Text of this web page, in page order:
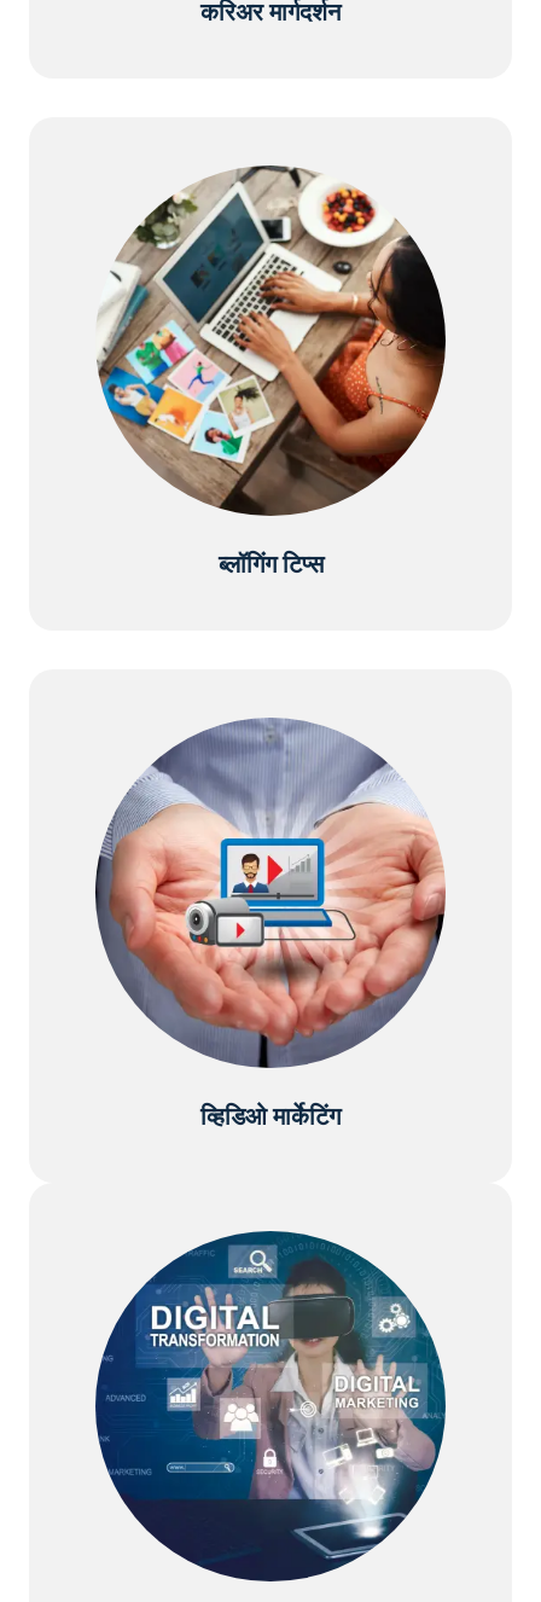
करिअर मार्गदर्शन
ब्लॉगिंग टिप्स
व्हिडिओ मार्केटिंग